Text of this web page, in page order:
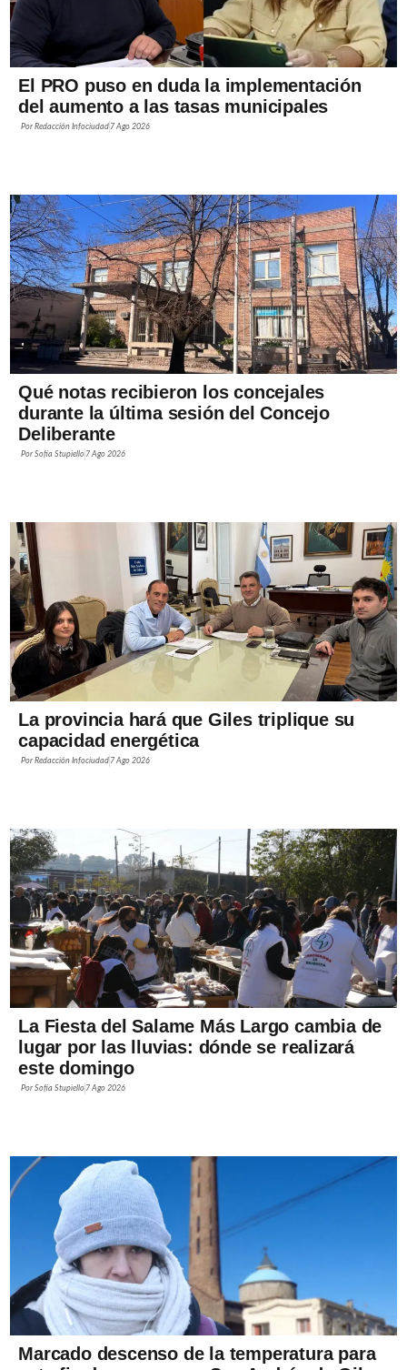
El PRO puso en duda la implementación
del aumento a las tasas municipales
PorRedacción Infociudad 7 Ago 2026
Qué notas recibieron los concejales
durante la última sesión del Concejo
Deliberante
PorSofía Stupiello 7 Ago 2026
La provincia hará que Giles triplique su
capacidad energética
PorRedacción Infociudad 7 Ago 2026
La Fiesta del Salame Más Largo cambia de
lugar por las lluvias: dónde se realizará
este domingo
PorSofía Stupiello 7 Ago 2026
Marcado descenso de la temperatura para